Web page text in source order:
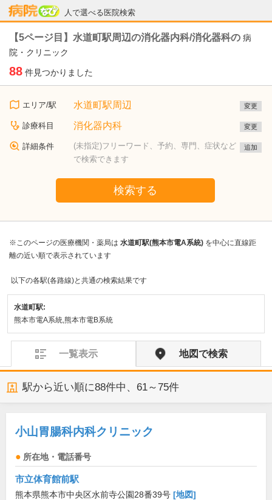
人で選べる医院検索
病院なび
【5ページ目】水道町駅周辺の消化器内科/消化器科の 病
院・クリニック
88 件見つかりました
エリア/駅 水道町駅周辺 変更
診療科目 消化器内科 変更
詳細条件
(未指定)フリーワード、予約、専門、症状など
で検索できます
追加
検索する
※このページの医療機関・薬局は 水道町駅(熊本市電A系統) を中心に直線距
離の近い順で表示されています
以下の各駅(各路線)と共通の検索結果です
水道町駅:
熊本市電A系統,熊本市電B系統
一覧表示 地図で検索
駅から近い順に88件中、 61～75件
小山胃腸科内科クリニック
所在地・電話番号
市立体育館前駅
熊本県熊本市中央区水前寺公園28番39号 [地図]